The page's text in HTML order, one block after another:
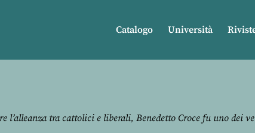
Catalogo Università
l’alleanza tra cattolici e liberali, Benedetto Croce fu uno dei